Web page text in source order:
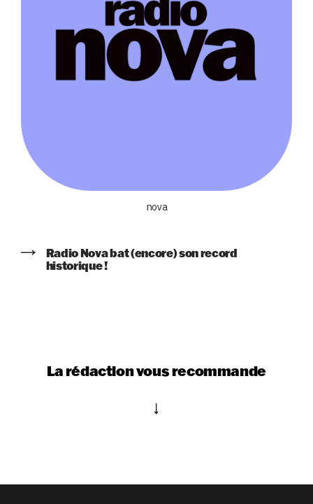
nova
Radio Nova bat (encore) son record
historique !
La rédaction vous recommande